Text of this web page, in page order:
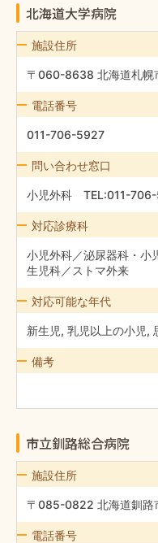
北海道大学病院
施設住所
〒060-8638 北海道札幌
電話番号
011-706-5927
問い合わせ窓口
小児外科 TEL:011-
対応診療科
小児外科／泌尿器科・小
生児科／ストマ外来
対応可能な年代
新生児, 乳児以上の小児,
備考
市立釧路総合病院
施設住所
〒085-0822 北海道釧路
電話番号